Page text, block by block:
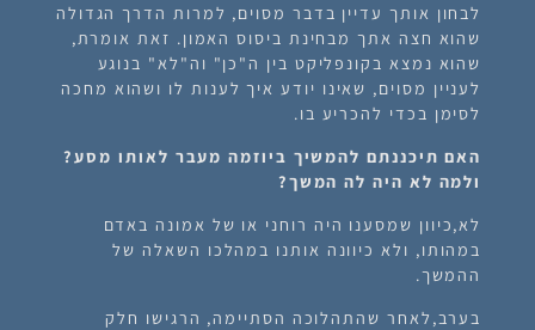
לבחון אותך עדיין בדבר מסוים, למרות הדרך הגדולה
שהוא חצה אתך מבחינת ביסוס האמון. זאת אומרת,
שהוא נמצא בקונפליקט בין ה"כן" וה"לא" בנוגע
לעניין מסוים, שאינו יודע איך לענות לו ושהוא מחכה
לסימן בכדי להכריע בו.
האם תיכננתם להמשיך ביוזמה מעבר לאותו מסע?
ולמה לא היה לה המשך?
לא,כיוון שמסענו היה רוחני או של אמונה באדם
במהותו, ולא כיוונה אותנו במהלכו השאלה של
ההמשך.
בערב,לאחר שהתהלוכה הסתיימה, הרגישו חלק